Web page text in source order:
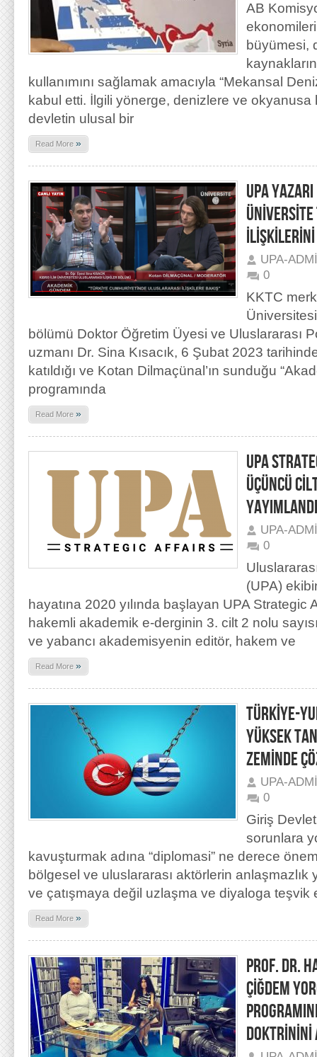
AB
büyümesi,
kullanımını sağlamak amacıyla “Mekansal
kabul etti. İlgili yönerge, denizlere ve okyanusa
devletin ulusal bir
Read More »
UPA
UPA-
0
KKTC
bölümü Doktor Öğretim Üyesi ve Uluslararası
uzmanı Dr. Sina Kısacık, 6 Şubat 2023
katıldığı ve Kotan Dilmaçünal’ın sunduğu
programında
Read More »
UPA
ÜÇÜNCÜ
YAYIMLANDI
UPA-
0
(UPA)
hayatına 2020 yılında başlayan UPA Strategic
hakemli akademik e-derginin 3. cilt 2 nolu
ve yabancı akademisyenin editör, hakem ve
Read More »
TÜRKİYE-
YÜKSEK
ZEMİNDE
UPA-
0
Giriş
sorunlara
kavuşturmak adına “diplomasi” ne derece
bölgesel ve uluslararası aktörlerin anlaşmazlık
ve çatışmaya değil uzlaşma ve diyaloga teşvik
Read More »
PROF. DR.
ÇİĞDEM